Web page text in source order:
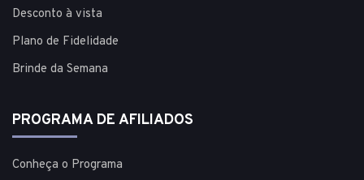
Desconto à vista
Plano de Fidelidade
Brinde da Semana
PROGRAMA DE AFILIADOS
Conheça o Programa